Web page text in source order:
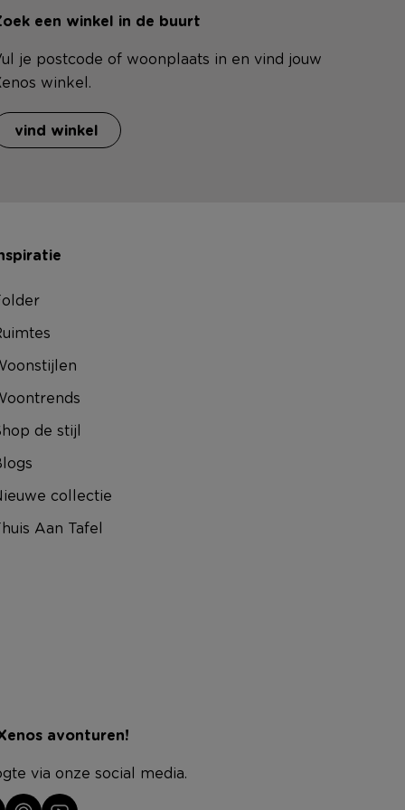
een winkel in de buurt
je postcode of woonplaats in en vind jouw
winkel.
vind winkel
de stijl
collectie
Aan Tafel
avonturen!
via onze social media.